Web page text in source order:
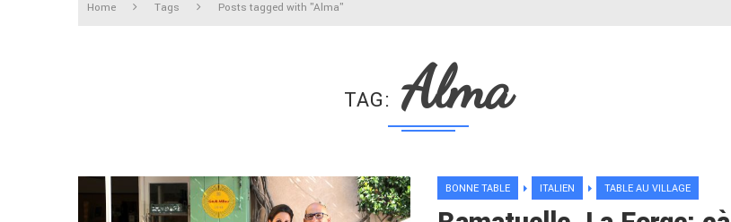
Home Tags Posts tagged with "Alma"
TAG Alma
BONNE TABLE ITALIEN TABLE AU VILLAGE